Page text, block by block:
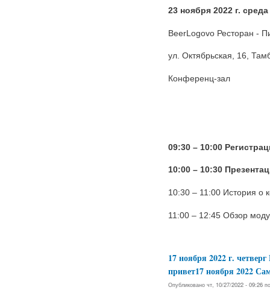
23 ноября 2022 г. среда
BeerLogovo Ресторан -
ул. Октябрьская, 16,
Конференц-зал
09:30 – 10:00
10:00 – 10:30
10:30 – 11:00 История о
11:00 – 12:45 Обзор
17 ноября 2022 г.
привет17 ноября 2022
Опубликовано чт, 10/27/2022 - 09:26